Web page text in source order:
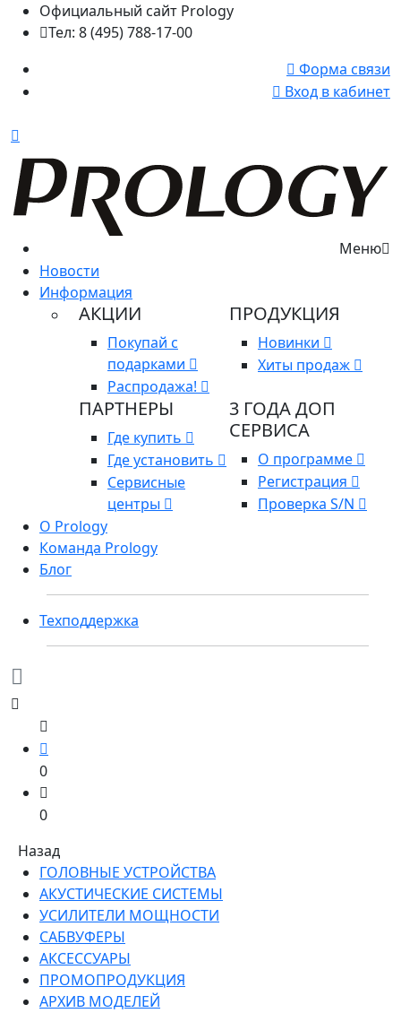
Официальный сайт Prology
Тел: 8 (495) 788-17-00
Форма связи
Вход в кабинет
Меню
Новости
Информация
АКЦИИ
Покупай с
подарками
Распродажа!
ПРОДУКЦИЯ
Новинки
Хиты продаж
ПАРТНЕРЫ
Где купить
Где установить
Сервисные
центры
3 ГОДА ДОП
СЕРВИСА
О программе
Регистрация
Проверка S/N
О Prology
Команда Prology
Блог
Техподдержка
0
0
Назад
ГОЛОВНЫЕ УСТРОЙСТВА
АКУСТИЧЕСКИЕ СИСТЕМЫ
УСИЛИТЕЛИ МОЩНОСТИ
САБВУФЕРЫ
АКСЕССУАРЫ
ПРОМОПРОДУКЦИЯ
АРХИВ МОДЕЛЕЙ